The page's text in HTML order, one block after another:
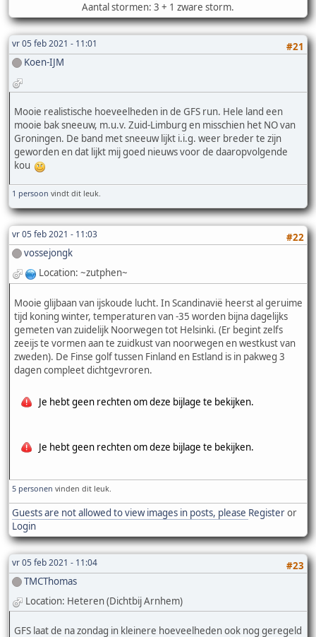
Aantal stormen: 3 + 1 zware storm.
vr 05 feb 2021 - 11:01
#21
Koen-IJM
Mooie realistische hoeveelheden in de GFS run. Hele land een
mooie bak sneeuw, m.u.v. Zuid-Limburg en misschien het NO van
Groningen. De band met sneeuw lijkt i.i.g. weer breder te zijn
geworden en dat lijkt mij goed nieuws voor de daaropvolgende
kou
1 persoon vindt dit leuk.
vr 05 feb 2021 - 11:03
#22
vossejongk
Location: ~zutphen~
Mooie glijbaan van ijskoude lucht. In Scandinavië heerst al geruime
tijd koning winter, temperaturen van -35 worden bijna dagelijks
gemeten van zuidelijk Noorwegen tot Helsinki. (Er begint zelfs
zeeijs te vormen aan te zuidkust van noorwegen en westkust van
zweden). De Finse golf tussen Finland en Estland is in pakweg 3
dagen compleet dichtgevroren.
Je hebt geen rechten om deze bijlage te bekijken.
Je hebt geen rechten om deze bijlage te bekijken.
5 personen vinden dit leuk.
Guests are not allowed to view images in posts, please Registeror
Login
vr 05 feb 2021 - 11:04
#23
TMCThomas
Location: Heteren (Dichtbij Arnhem)
GFS laat de na zondag in kleinere hoeveelheden ook nog geregeld